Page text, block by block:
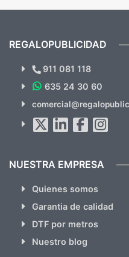
¿Quieres ver
Novedades y
hacemos Spam)
REGALOPUBLICIDAD
911 081 118
635 24 30 60
NUESTRA EMPRESA
Quienes somos
Garantia de calidad
DTF por metros
Nuestro blog